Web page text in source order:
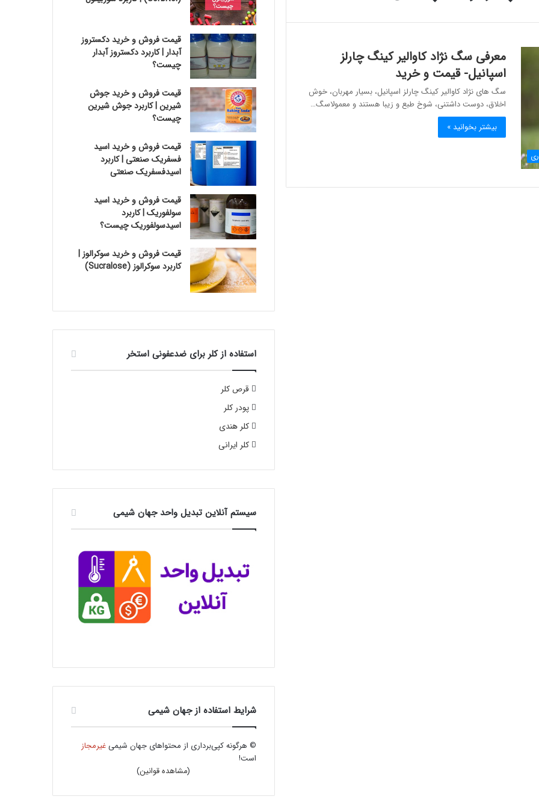
معرفی سگ نژاد کاوالیر کینگ چارلز
اسپانیل- قیمت و خرید
سگ های نژاد کاوالیر کینگ چارلز اسپانیل، بسیار مهربان، خوش
اخلاق، دوست داشتنی، شوخ طبع و زیبا هستند و معمولاسگ…
بیشتر بخوانید »
قیمت فروش و خرید دکستروز
آبدار | کاربرد دکستروز آبدار
چیست؟
قیمت فروش و خرید جوش
شیرین | کاربرد جوش شیرین
چیست؟
قیمت فروش و خرید اسید
فسفریک صنعتی | کاربرد
اسیدفسفریک صنعتی
قیمت فروش و خرید اسید
سولفوریک | کاربرد
اسیدسولفوریک چیست؟
قیمت فروش و خرید سوکرالوز |
کاربرد سوکرالوز (Sucralose)
استفاده از کلر برای ضدعفونی استخر
قرص کلر
پودر کلر
کلر هندی
کلر ایرانی
سیستم آنلاین تبدیل واحد جهان شیمی
شرایط استفاده از جهان شیمی
© هرگونه کپی‌برداری از محتواهای جهان شیمیغیرمجاز
است!
(مشاهده قوانین)